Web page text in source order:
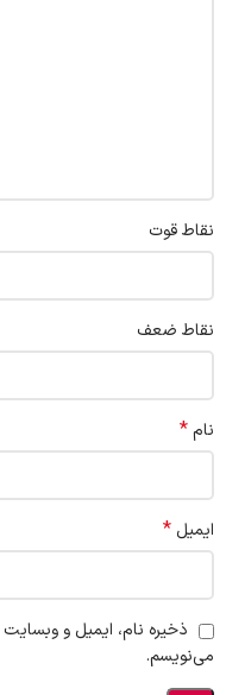
نقاط قوت
نقاط ضعف
نام*
ایمیل *
ذخیره نام، ایمیل و
می‌نویسم.